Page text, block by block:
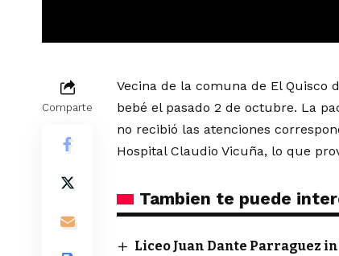
Comparte
Vecina de la comuna de El Quisco
bebé el pasado 2 de octubre. La
no recibió las atenciones
Hospital Claudio Vicuña, lo que
Tambien te puede
Liceo Juan Dante Parraguez